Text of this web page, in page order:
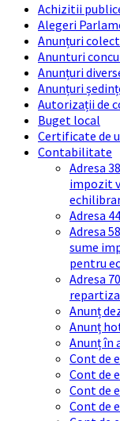
Achizitii
Alegeri
Anunțuri
Anunturi
Anunțuri
Anunțuri
Autorizații de
Buget local
Certificate de
Contabilitate
Adresa
impozit
Adresa
Adresa
sume
pentru
Adresa
Anunț
Anunț
Anunț în
Cont de
Cont de
Cont de
Cont de